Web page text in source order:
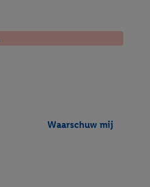
Waarschuw mij